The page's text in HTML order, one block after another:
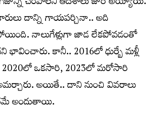
దాన్ని గాయపర్చినా.. అది
నాలుగేళ్లుగా జాడ లేకపోవడంతో
కానీ.. 2016లో ధుర్బే మళ్లీ
2020లో ఒకసారి, 2023లో మరోసారి
అయితే.. దాని నుంచి వివరాలు
అందుతాయి.